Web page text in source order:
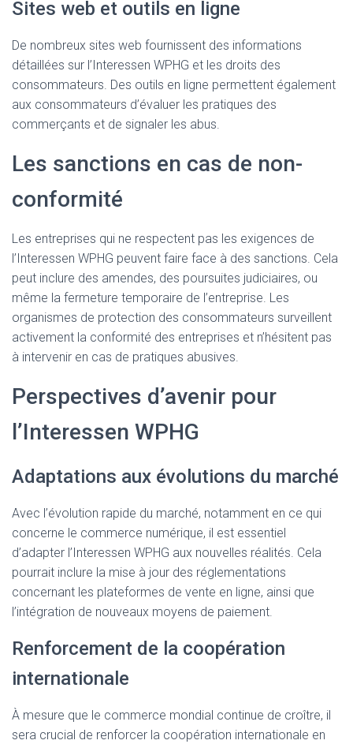
Sites web et outils en ligne
De nombreux sites web fournissent des informations
détaillées sur l’Interessen WPHG et les droits des
consommateurs. Des outils en ligne permettent également
aux consommateurs d’évaluer les pratiques des
commerçants et de signaler les abus.
Les sanctions en cas de non-
conformité
Les entreprises qui ne respectent pas les exigences de
l’Interessen WPHG peuvent faire face à des sanctions. Cela
peut inclure des amendes, des poursuites judiciaires, ou
même la fermeture temporaire de l’entreprise. Les
organismes de protection des consommateurs surveillent
activement la conformité des entreprises et n’hésitent pas
à intervenir en cas de pratiques abusives.
Perspectives d’avenir pour
l’Interessen WPHG
Adaptations aux évolutions du marché
Avec l’évolution rapide du marché, notamment en ce qui
concerne le commerce numérique, il est essentiel
d’adapter l’Interessen WPHG aux nouvelles réalités. Cela
pourrait inclure la mise à jour des réglementations
concernant les plateformes de vente en ligne, ainsi que
l’intégration de nouveaux moyens de paiement.
Renforcement de la coopération
internationale
À mesure que le commerce mondial continue de croître, il
sera crucial de renforcer la coopération internationale en